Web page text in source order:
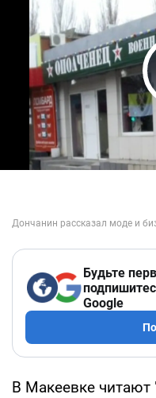
Будьте
Google
В Макеевке читают